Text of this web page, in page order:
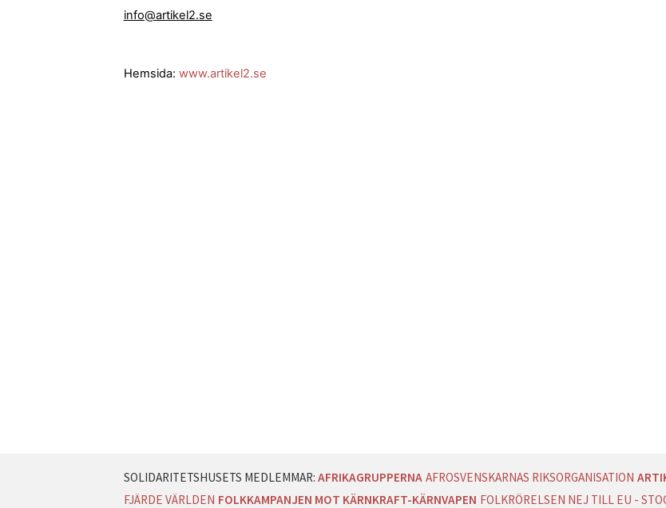
info@artikel2.se
Hemsida: www.artikel2.se
AFRIKAGRUPPERNA AFROSVENSKARNAS RIKSORGANISATION
FJÄRDE VÄRLDEN FOLKKAMPANJEN MOT KÄRNKRAFT-KÄRNVAPEN FOLKRÖRELSEN NEJ TILL EU -